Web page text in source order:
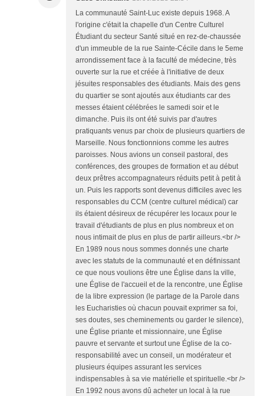
La communauté Saint-Luc existe depuis 1968. A
l'origine c'était la chapelle d'un Centre Culturel
Étudiant du secteur Santé situé en rez-de-chaussée
d'un immeuble de la rue Sainte-Cécile dans le 5eme
arrondissement face à la faculté de médecine, très
ouverte sur la rue et créée à l'initiative de deux
jésuites responsables des étudiants. Mais des gens
du quartier se sont ajoutés aux étudiants car des
messes étaient célébrées le samedi soir et le
dimanche. Puis ils ont été suivis par d'autres
pratiquants venus par choix de plusieurs quartiers de
Marseille. Nous fonctionnions comme les autres
paroisses. Nous avions un conseil pastoral, des
conférences, des groupes de formation et au début
deux prêtres accompagnateurs réduits petit à petit à
un. Puis les rapports sont devenus difficiles avec les
responsables du CCM (centre culturel médical) car
ils étaient désireux de récupérer les locaux pour le
travail d'étudiants de plus en plus nombreux et on
nous intimait de plus en plus de partir ailleurs.<br />
En 1989 nous nous sommes donnés une charte
avec les statuts de la communauté et en définissant
ce que nous voulions être une Église dans la ville,
une Église de l'accueil et de la rencontre, une Église
de la libre expression (le partage de la Parole dans
les Eucharisties où chacun pouvait exprimer sa foi,
ses doutes, ses cheminements ou garder le silence),
une Église priante et missionnaire, une Église
pauvre et servante et surtout une Église de la co-
responsabilité avec un conseil, un modérateur et
plusieurs équipes assurant les services
indispensables à sa vie matérielle et spirituelle.<br />
En 1992 nous avons dû acheter un local à la rue